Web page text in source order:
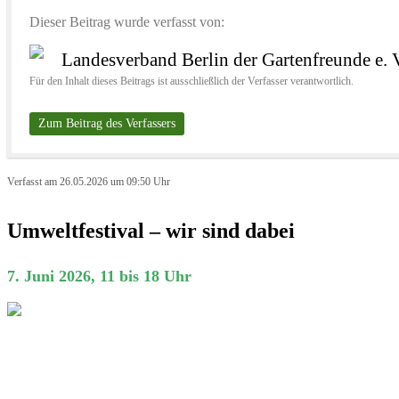
Dieser Beitrag wurde verfasst von:
Landesverband Berlin der Gartenfreunde e.
Für den Inhalt dieses Beitrags ist ausschließlich der Verfasser verantwortlich.
Zum Beitrag des Verfassers
Verfasst am 26.05.2026 um 09:50 Uhr
Umweltfestival – wir sind dabei
7. Juni 2026, 11 bis 18 Uhr